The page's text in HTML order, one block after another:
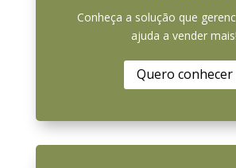
Conheça a solução que
ajuda a vender mais!
Quero conhecer